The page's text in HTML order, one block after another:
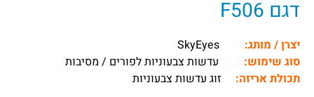
דגם F506
יצרן / מותג:
סוג שימוש:
עדשות צבעוניות לפורים / מסיבות
תכולת אריזה:
זוג עדשות צבעוניות